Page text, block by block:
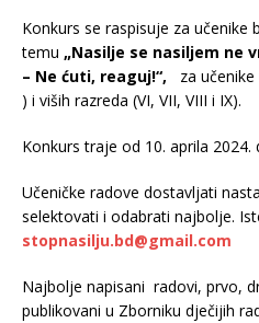
Konkurs se raspisuje za učenike
temu „Nasilje se nasiljem ne
– Ne ćuti, reaguj!“, za učenike
) i viših razreda (VI, VII, VIII i IX).
Konkurs traje od 10. aprila 2024.
Učeničke radove dostavljati
selektovati i odabrati najbolje.
stopnasilju.bd@gmail.com
Najbolje napisani radovi, prvo,
publikovani u Zborniku dječijih